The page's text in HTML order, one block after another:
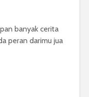
banyak cerita
peran darimu jua